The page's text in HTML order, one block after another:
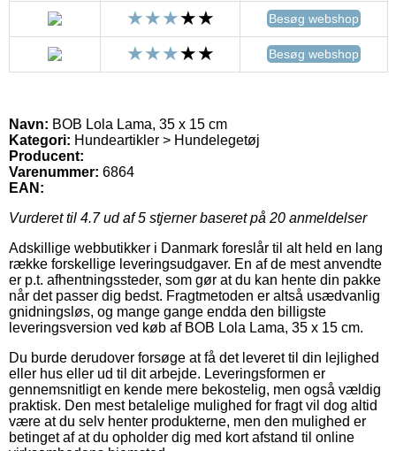
Besøg webshop
Besøg webshop
Navn: BOB Lola Lama, 35 x 15 cm
Kategori: Hundeartikler > Hundelegetøj
Producent:
Varenummer: 6864
EAN:
Vurderet til 4.7ud af 5 stjerner baseret på 20 anmeldelser
Adskillige webbutikker i Danmark foreslår til alt held en lang
række forskellige leveringsudgaver. En af de mest anvendte
er p.t. afhentningssteder, som gør at du kan hente din pakke
når det passer dig bedst. Fragtmetoden er altså usædvanlig
gnidningsløs, og mange gange endda den billigste
leveringsversion ved køb af BOB Lola Lama, 35 x 15 cm.
Du burde derudover forsøge at få det leveret til din lejlighed
eller hus eller ud til dit arbejde. Leveringsformen er
gennemsnitligt en kende mere bekostelig, men også vældig
praktisk. Den mest betalelige mulighed for fragt vil dog altid
være at du selv henter produkterne, men den mulighed er
betinget af at du opholder dig med kort afstand til online